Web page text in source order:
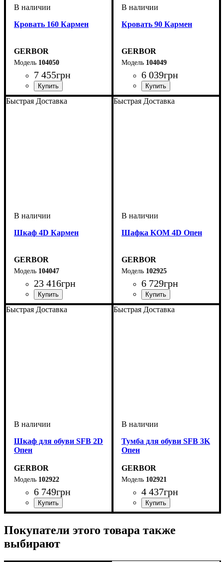
Кровать 160 Кармен
GERBOR
104050
7 455грн
Кровать 90 Кармен
GERBOR
104049
6 039грн
Быстрая Доставка
Шкаф 4D Кармен
GERBOR
104047
23 416грн
Быстрая Доставка
Шафка KOM 4D Опен
GERBOR
102925
6 729грн
Быстрая Доставка
Шкаф для обуви SFB 2D
Опен
GERBOR
102922
6 749грн
Быстрая Доставка
Тумба для обуви SFB 3K
Опен
GERBOR
102921
4 437грн
Покупатели этого товара также
выбирают